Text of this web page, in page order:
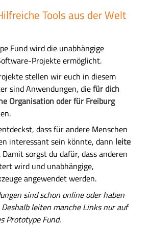
Tools aus der Welt
Fund wird die unabhängige
Projekte ermöglicht.
stellen wir euch in diesem
sind Anwendungen, diefür dich
Organisation oder für Freiburg
dass für andere Menschen
interessant sein könnte, dann leite
Damit sorgst du dafür, dass anderen
wird und unabhängige,
angewendet werden.
sind schon online oder haben
Deshalbleiten manche Links nur auf
Prototype Fund.